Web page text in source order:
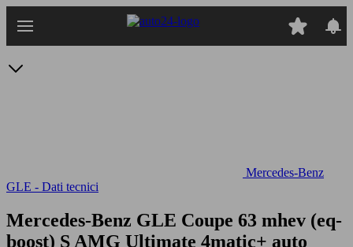
Mercedes-Benz
GLE - Dati tecnici
Mercedes-Benz GLE Coupe 63 mhev (eq-
boost) S AMG Ultimate 4matic+ auto